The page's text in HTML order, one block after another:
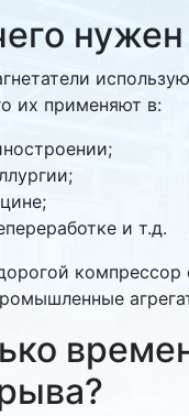
их применяют в:
и т.д.